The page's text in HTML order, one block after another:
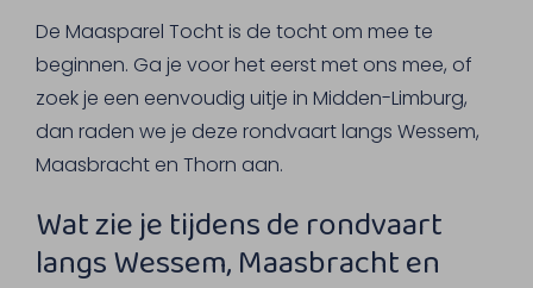
De Maasparel Tocht is de tocht om mee te
beginnen. Ga je voor het eerst met ons mee, of
zoek je een eenvoudig uitje in Midden-Limburg,
dan raden we je deze rondvaart langs Wessem,
Maasbracht en Thorn aan.
Wat zie je tijdens de rondvaart
langs Wessem, Maasbracht en